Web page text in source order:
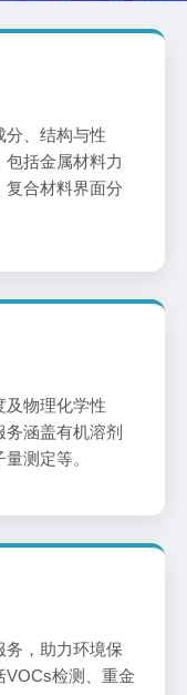
分、结构与性
括金属材料力
复合材料界面分
及物理化学性
涵盖有机溶剂
测定等。
务，助力环境保
VOCs检测、重金